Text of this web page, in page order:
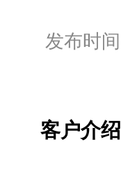
发布时
客户介绍